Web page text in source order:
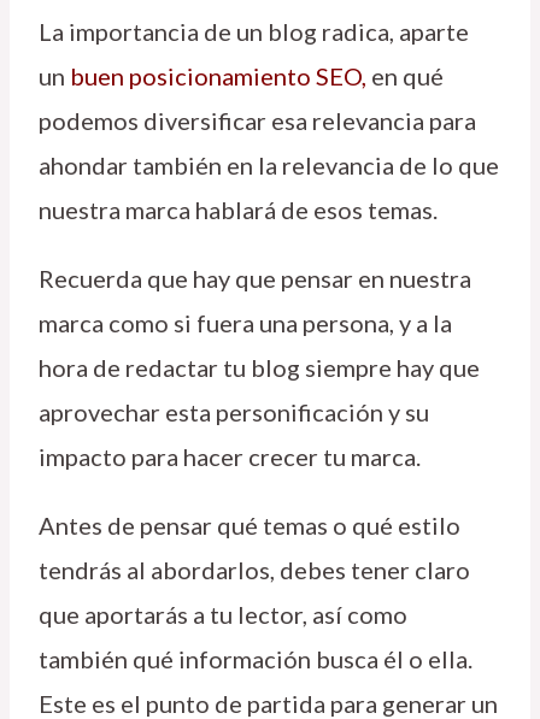
La importancia de un blog radica, aparte
un buen posicionamiento SEO, en qué
podemos diversificar esa relevancia para
ahondar también en la relevancia de lo que
nuestra marca hablará de esos temas.
Recuerda que hay que pensar en nuestra
marca como si fuera una persona, y a la
hora de redactar tu blog siempre hay que
aprovechar esta personificación y su
impacto para hacer crecer tu marca.
Antes de pensar qué temas o qué estilo
tendrás al abordarlos, debes tener claro
que aportarás a tu lector, así como
también qué información busca él o ella.
Este es el punto de partida para generar un